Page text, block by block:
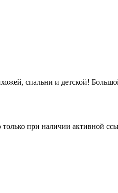
спальни и детской!
при наличии активной